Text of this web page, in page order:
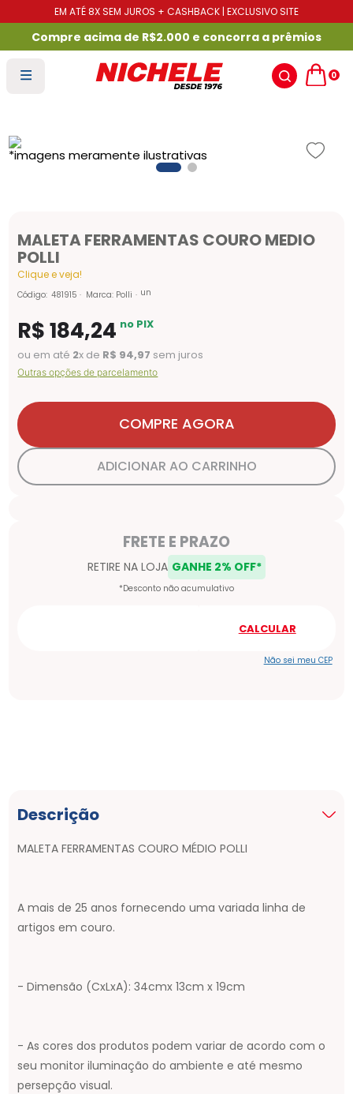
EM ATÉ 8X SEM JUROS + CASHBACK | EXCLUSIVO SITE
Compre acima de R$2.000 e concorra a prêmios
0
MALETA FERRAMENTAS COURO MEDIO
POLLI
Clique e veja!
Código: 481915 Marca: Polli un
R$184,24 no PIX
ou em até 2x de R$ 94,97 sem juros
Outras opções de parcelamento
COMPRE AGORA
ADICIONAR AO CARRINHO
Não sei meu CEP
Descrição
MALETA FERRAMENTAS COURO MÉDIO POLLI
A mais de 25 anos fornecendo uma variada linha de
artigos em couro.
- Dimensão (CxLxA): 34cmx 13cm x 19cm
- As cores dos produtos podem variar de acordo com o
seu monitor iluminação do ambiente e até mesmo
persepção visual.